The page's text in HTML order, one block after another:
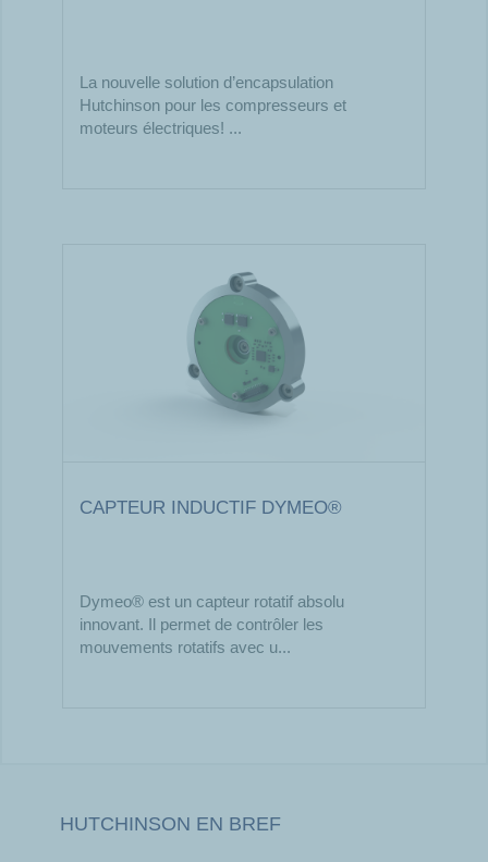
La nouvelle solution d’encapsulation
Hutchinson pour les compresseurs et
moteurs électriques! ...
CAPTEUR INDUCTIF DYMEO®
Dymeo® est un capteur rotatif absolu
innovant. Il permet de contrôler les
mouvements rotatifs avec u...
HUTCHINSON EN BREF